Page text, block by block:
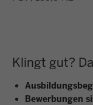
Klingt gut?
Bewerbungen